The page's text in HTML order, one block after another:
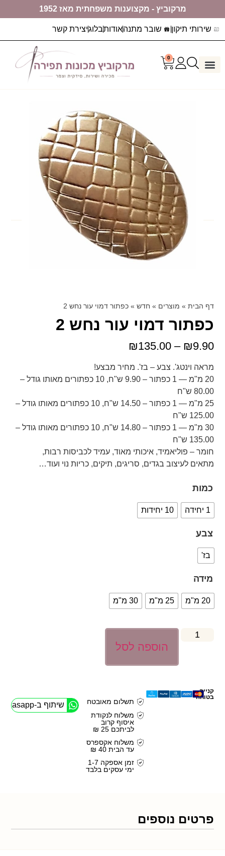
מרקוביץ - מקצוענות משפחתית מאז 1952
שירותי תיקון שובר מתנהאודותבלוגיצירת קשר
0
דף הבית » מוצרים » חדש »כפתור דמוי עור נחש 2
כפתור דמוי עור נחש 2
₪9.90
–
₪135.00
מראה וינטג'. צבע – בז'. מחיר מבצע!
20 מ"מ — 1 כפתור – 9.90 ש"ח, 10 כפתורים מאותו גודל –
80.00 ש"ח
25 מ"מ — 1 כפתור – 14.50 ש"ח, 10 כפתורים מאותו גודל –
125.00 ש"ח
30 מ"מ — 1 כפתור – 14.80 ש"ח, 10 כפתורים מאותו גודל –
135.00 ש"ח
חומר – פוליאמיד, איכותי מאוד, עמיד לכביסות רבות,
מתאים לעיצוב בגדים, סריגים, תיקים, כריות נוי ועוד…
כמות
1 יחידה 10 יחידות
צבע
בז'
מידה
20 מ"מ 25 מ"מ 30 מ"מ
הוספה לסל
קנייה
בטוחה
תשלום מאובטח
משלוח לנקודת
איסוף קרוב
לביתכם 25 ₪
משלוח אקספרס
עד הבית 40 ₪
זמן אספקה 1-7
ימי עסקים בלבד
שיתוף ב-Whasapp
פרטים נוספים